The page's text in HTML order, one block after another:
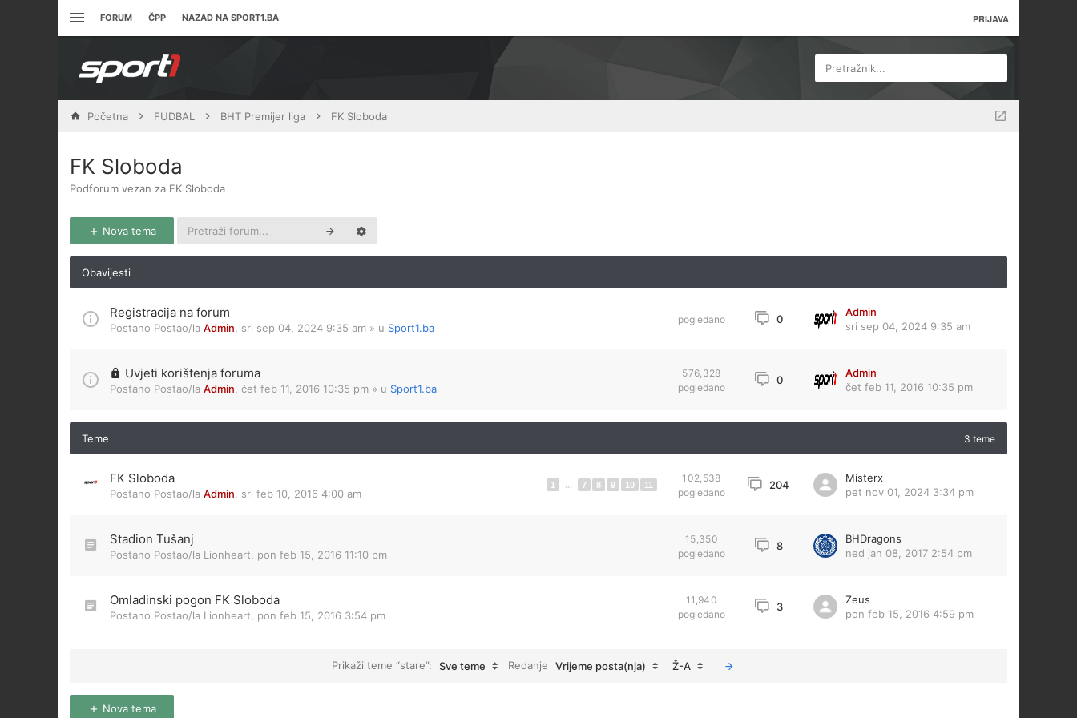
FORUM ČPP NAZAD NA SPORT1.BA PRIJAVA
Pretražnik...
Početna FUDBAL BHT Premijer liga FK Sloboda
FK Sloboda
Podforum vezan za FK Sloboda
Nova tema
Obavijesti
Registracija na forum
Postano Postao/la Admin sri sep 04, 2024 9:35 am » u Sport1.ba
pogledano 0
Admin
sri sep 04, 2024 9:35 am
Uvjeti korištenja foruma
Postano Postao/la Admin čet feb 11, 2016 10:35 pm » u Sport1.ba
576,328
pogledano
0
Admin
čet feb 11, 2016 10:35 pm
Teme 3 teme
FK Sloboda
Postano Postao/la Admin sri feb 10, 2016 4:00 am
1 ... 7 8 9 10 11
102,538
pogledano
204
Misterx
pet nov 01, 2024 3:34 pm
Stadion Tušanj
Postano Postao/la Lionheart pon feb 15, 2016 11:10 pm
15,350
pogledano
8
BHDragons
ned jan 08, 2017 2:54 pm
Omladinski pogon FK Sloboda
Postano Postao/la Lionheart pon feb 15, 2016 3:54 pm
11,940
pogledano
3
Zeus
pon feb 15, 2016 4:59 pm
Prikaži teme “stare”: Sve teme Redanje Vrijeme posta(nja) Ž-A
Nova tema